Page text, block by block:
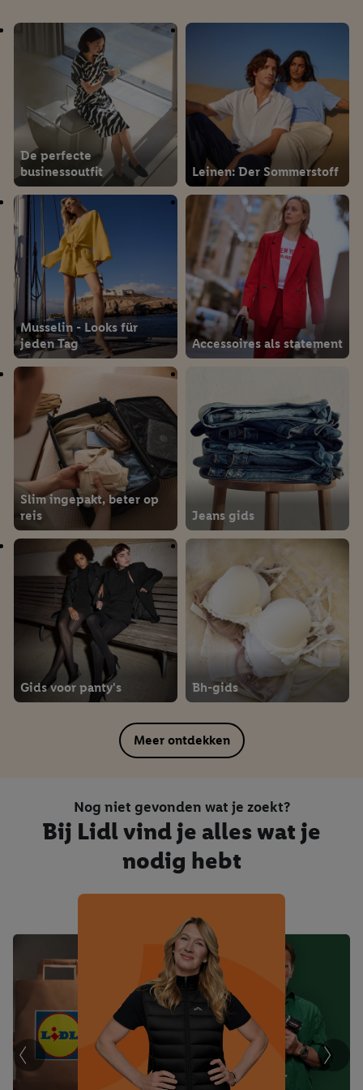
De perfecte
businessoutfit
Leinen: Der Sommerstoff
Musselin - Looks für
jeden Tag
Accessoires als statement
Slim ingepakt, beter op
reis
Jeans gids
Gids voor panty's Bh-gids
Meer ontdekken
Nog niet gevonden wat je zoekt?
Bij Lidl vind je alles wat je
nodig hebt